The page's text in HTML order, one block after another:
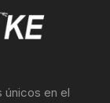
en el